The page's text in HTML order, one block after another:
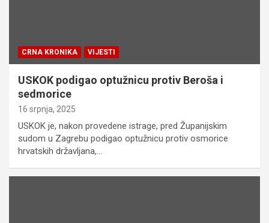
CRNA KRONIKA VIJESTI
USKOK podigao optužnicu protiv Beroša i
sedmorice
16 srpnja, 2025
USKOK je, nakon provedene istrage, pred Županijskim
sudom u Zagrebu podigao optužnicu protiv osmorice
hrvatskih državljana,…